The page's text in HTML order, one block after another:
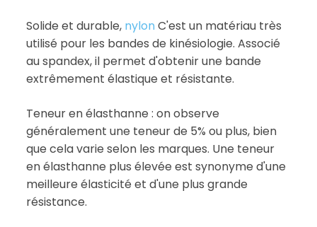
Solide et durable, nylon C'est un matériau très
utilisé pour les bandes de kinésiologie. Associé
au spandex, il permet d'obtenir une bande
extrêmement élastique et résistante.
Teneur en élasthanne : on observe
généralement une teneur de 5% ou plus, bien
que cela varie selon les marques. Une teneur
en élasthanne plus élevée est synonyme d'une
meilleure élasticité et d'une plus grande
résistance.